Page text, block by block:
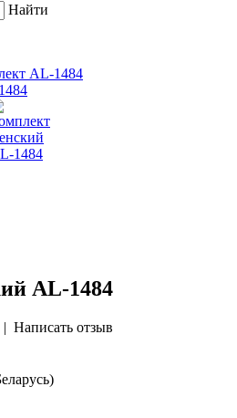
Найти
AL-1484
AL-1484
| Написать отзыв